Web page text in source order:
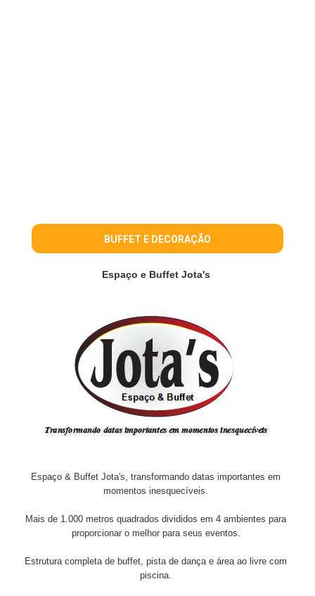
BUFFET E DECORAÇÃO
Espaço e Buffet Jota's
Espaço & Buffet Jota's, transformando datas importantes em
momentos inesquecíveis.
Mais de 1.000 metros quadrados divididos em 4 ambientes para
proporcionar o melhor para seus eventos.
Estrutura completa de buffet, pista de dança e área ao livre com
piscina.